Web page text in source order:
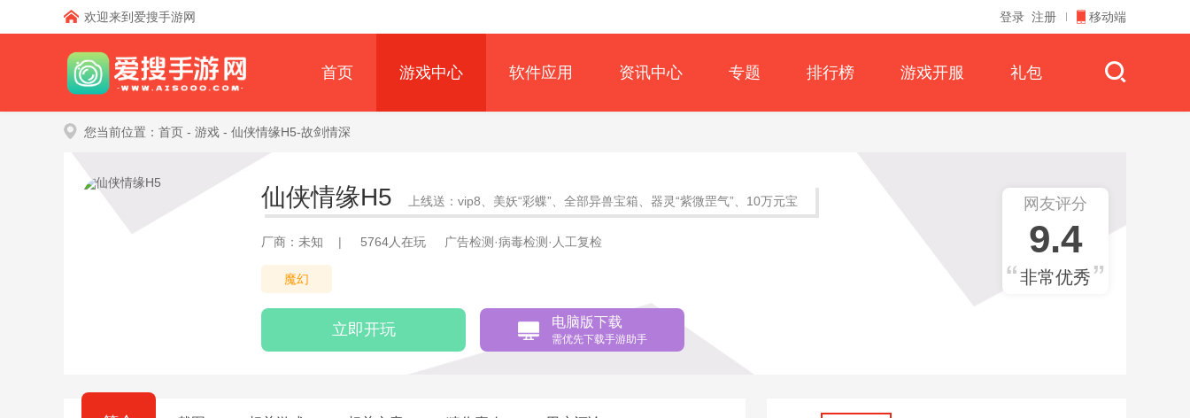
欢迎来到爱搜手游网 登录 注册 移动端
首页 游戏中心 软件应用 资讯中心 专题 排行榜 游戏开服 礼包
您当前位置： 首页 - 游戏 - 仙侠情缘H5-故剑情深
仙侠情缘H5 上线送：vip8、美妖“彩蝶”、全部异兽宝箱、器灵“紫微罡气”、10万元宝
厂商：未知 | 5764人在玩 广告检测·病毒检测·人工复检
魔幻
立即开玩 电脑版下载
需优先下载手游助手
网友评分
9.4
非常优秀